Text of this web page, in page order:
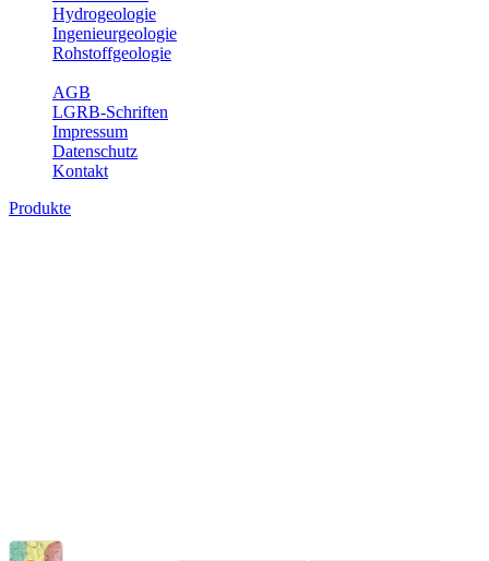
Hydrogeologie
Ingenieurgeologie
Rohstoffgeologie
AGB
LGRB-Schriften
Impressum
Datenschutz
Kontakt
Produkte